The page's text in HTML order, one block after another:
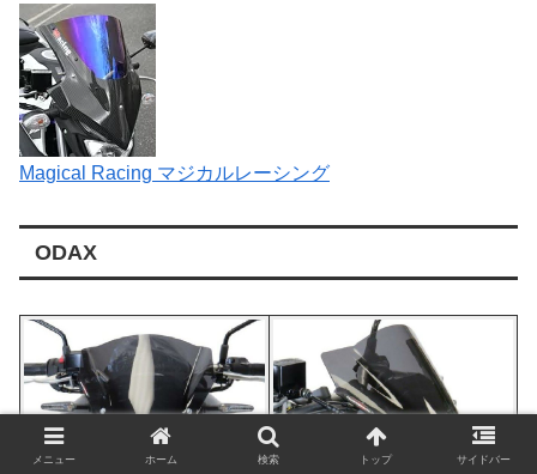
Magical Racing マジカルレーシング
ODAX
メニュー ホーム 検索 トップ サイドバー